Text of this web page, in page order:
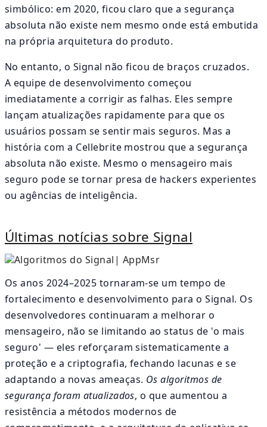
simbólico: em 2020, ficou claro que a segurança
absoluta não existe nem mesmo onde está embutida
na própria arquitetura do produto.
No entanto, o Signal não ficou de braços cruzados.
A equipe de desenvolvimento começou
imediatamente a corrigir as falhas. Eles sempre
lançam atualizações rapidamente para que os
usuários possam se sentir mais seguros. Mas a
história com a Cellebrite mostrou que a segurança
absoluta não existe. Mesmo o mensageiro mais
seguro pode se tornar presa de hackers experientes
ou agências de inteligência.
Últimas notícias sobre Signal
Os anos 2024–2025 tornaram-se um tempo de
fortalecimento e desenvolvimento para o Signal. Os
desenvolvedores continuaram a melhorar o
mensageiro, não se limitando ao status de 'o mais
seguro' — eles reforçaram sistematicamente a
proteção e a criptografia, fechando lacunas e se
adaptando a novas ameaças. Os algoritmos de
segurança foram atualizados, o que aumentou a
resistência a métodos modernos de